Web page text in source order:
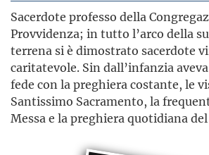
Sacerdote professo della
Provvidenza; in tutto l’arco della
terrena si è dimostrato sacerdote
caritatevole. Sin dall’infanzia
fede con la preghiera costante, le
Santissimo Sacramento, la
Messa e la preghiera quotidiana